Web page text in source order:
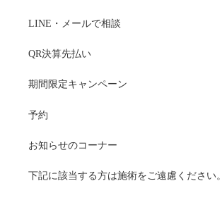
LINE・メールで相談
QR決算先払い
期間限定キャンペーン
予約
お知らせのコーナー
下記に該当する方は施術をご遠慮ください。